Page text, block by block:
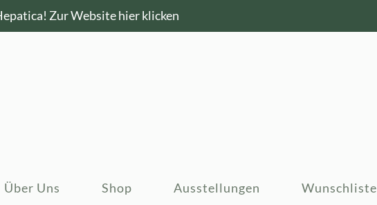
Zur Website hier klicken
Über Uns Shop Ausstellungen Wunschliste